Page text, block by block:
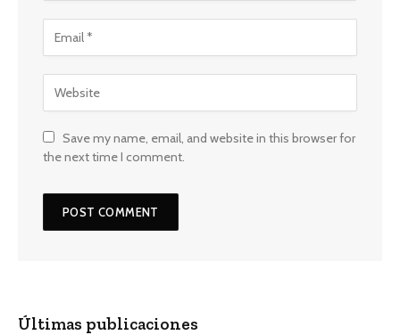
Save my name, email, and website in this browser for
the next time I comment.
Últimas publicaciones